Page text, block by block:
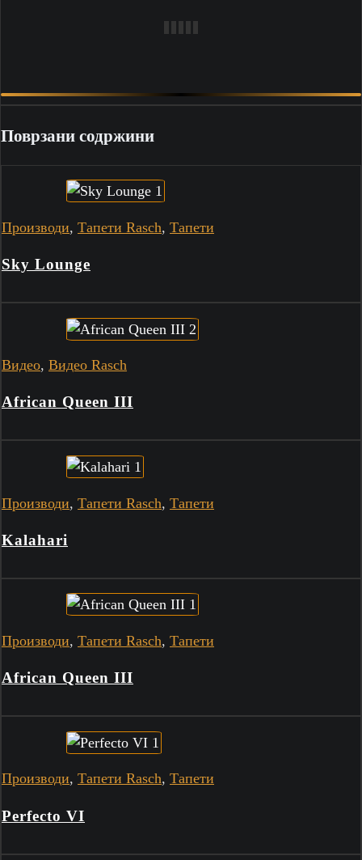
Поврзани содржини
Производи, Тапети Rasch, Тапети
Sky Lounge
Видео, Видео Rasch
African Queen III
Производи, Тапети Rasch, Тапети
Kalahari
Производи, Тапети Rasch, Тапети
African Queen III
Производи, Тапети Rasch, Тапети
Perfecto VI